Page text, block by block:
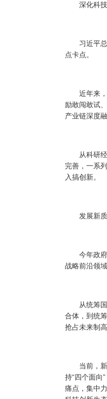
深化科技
习近平总
点卡点。
近年来，
励敢闯敢试
产业链深度融
从科研经
完善，一系
入搞创新。
发展新质
今年政府
战略前沿领
从统筹国
合体，到统
抢占未来制高
当前，新
持“四个面向
痛点，集中